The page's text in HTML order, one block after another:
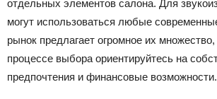
отдельных элементов салона. Для
могут использоваться любые
рынок предлагает огромное их
процессе выбора ориентируйтесь на
предпочтения и финансовые возможности.